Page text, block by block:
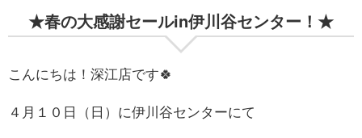
★春の大感謝セールin伊川谷センター！★
こんにちは！深江店です🍀
４月１０日（日）に伊川谷センターにて